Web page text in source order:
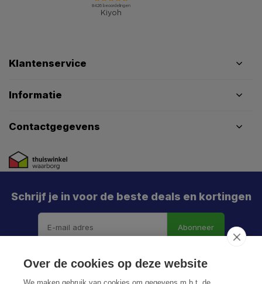
Klantenservice
Informatie
Contactgegevens
Schrijf je in voor de beste deals en kortingen
Abonneer
Over de cookies op deze website